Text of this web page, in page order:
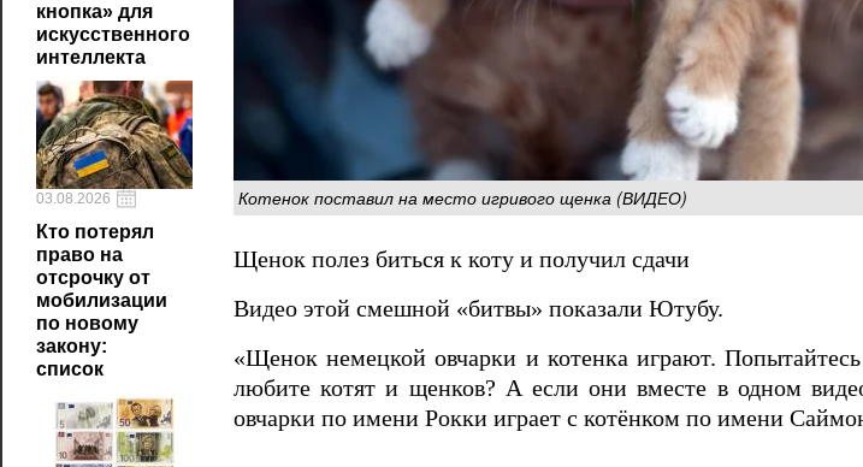
кнопка» для
искусственного
интеллекта
03.08.2026
Кто потерял
право на
отсрочку от
мобилизации
по новому
закону:
список
Котенок поставил на место игривого щенка (ВИДЕО)
Щенок полез биться к коту и получил сдачи
Видео этой смешной «битвы» показали Ютубу.
«Щенок немецкой овчарки и котенка играют.
любите котят и щенков? А если они вместе в одном
овчарки по имени Рокки играет с котёнком по имени